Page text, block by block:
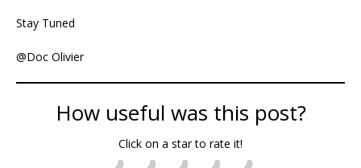
Stay Tuned
@Doc Olivier
How useful was this post?
Click on a star to rate it!